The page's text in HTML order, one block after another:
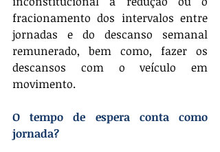
fracionamento dos intervalos entre
jornadas e do descanso semanal
remunerado, bem como, fazer os
descansos com o veículo em
movimento.
O tempo de espera conta como
jornada?